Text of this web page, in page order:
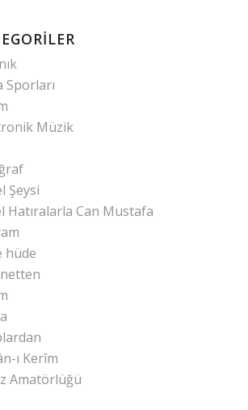
Sporları
Müzik
Şeysi
Hatıralarla Can Mustafa
hüde
ı Kerîm
Amatörlüğü